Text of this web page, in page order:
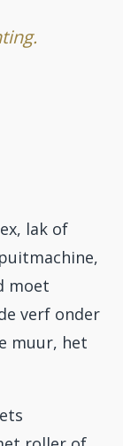
lak of
moet
verf onder
muur, het